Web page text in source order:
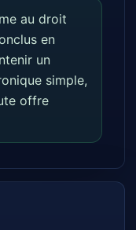
au droit
en
un
simple,
offre